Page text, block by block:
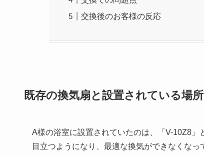
交換後のお客様の反応
既存の換気扇と設置されている場所
A様の浴室に設置されていたのは、「V-10Z8
目立つようになり、最適な換気ができなくな